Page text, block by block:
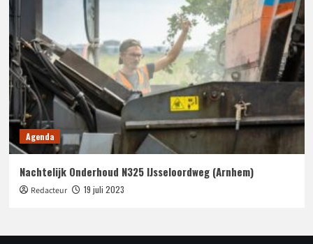
Agenda
Nachtelijk Onderhoud N325 IJsseloordweg (Arnhem)
Redacteur 19 juli 2023